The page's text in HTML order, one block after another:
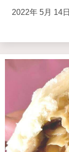
2022年 5月 14日